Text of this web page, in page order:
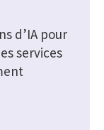
d’IA pour
services